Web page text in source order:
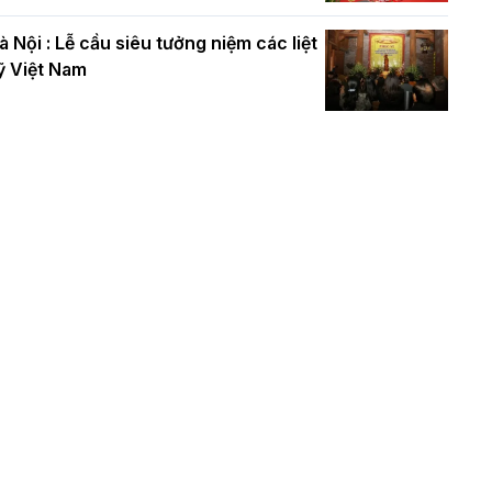
Nội : Lễ cầu siêu tưởng niệm các liệt
Việt Nam